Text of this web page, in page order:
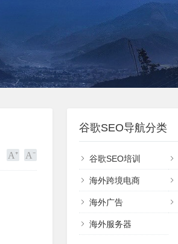
谷歌SEO导航分类
谷歌SEO培训
海外跨境电商
海外广告
海外服务器